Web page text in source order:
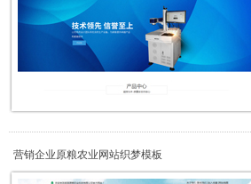
营销企业原粮农业网站织梦模板